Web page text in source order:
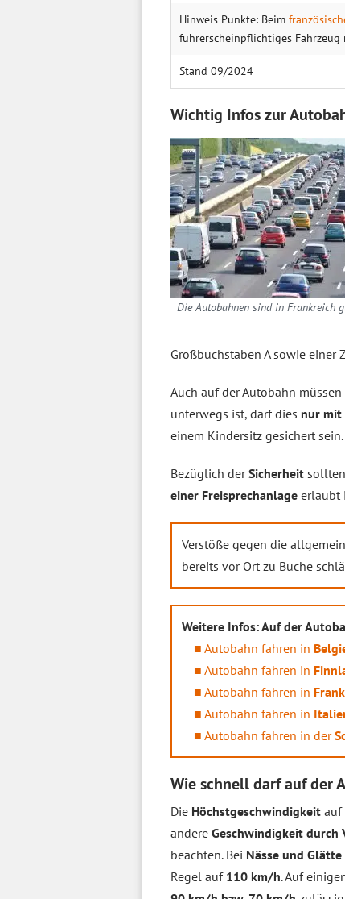
Hinweis Punkte: Beim
führerscheinpflichtiges
Stand 09/2024
Wichtig Infos zur
Die Autobahnen sind in Frankreich
Großbuchstaben A sowie einer
Auch auf der Autobahn
unterwegs ist, darf dies nur mit
einem Kindersitz gesichert sein.
Bezüglich derSicherheit
einer Freisprechanlage erlaubt
Verstöße gegen die
bereits vor Ort zu Buche
Weitere Infos: Auf der
Autobahn fahren in
Autobahn fahren in
Autobahn fahren in
Autobahn fahren in
Autobahn fahren in der
Wie schnell darf auf der
Die Höchstgeschwindigkeit auf
andere Geschwindigkeit durch
beachten. Bei Nässe und Glätte
Regel auf 110 km/h. Auf